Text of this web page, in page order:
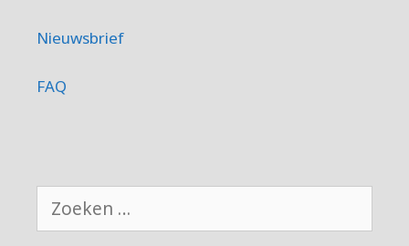
Nieuwsbrief
FAQ
Zoek
naar: